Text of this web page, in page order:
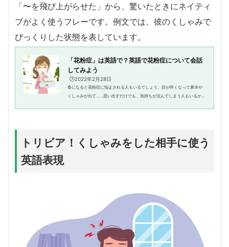
「〜を飛び上がらせた」から、驚いたときにネイティ
ブがよく使うフレーです。例文では、彼のくしゃみで
びっくりした状態を表しています。
「花粉症」は英語で？英語で花粉症について会話
してみよう
🕒️2022年2月28日
春になると花粉症に悩まされる人もいるでしょう。目が痒くなって鼻水や
くしゃみが出て……思い出すだけでも、気持ちが沈んでしまう人もいるかも
トリビア！くしゃみをした相手に使う
英語表現